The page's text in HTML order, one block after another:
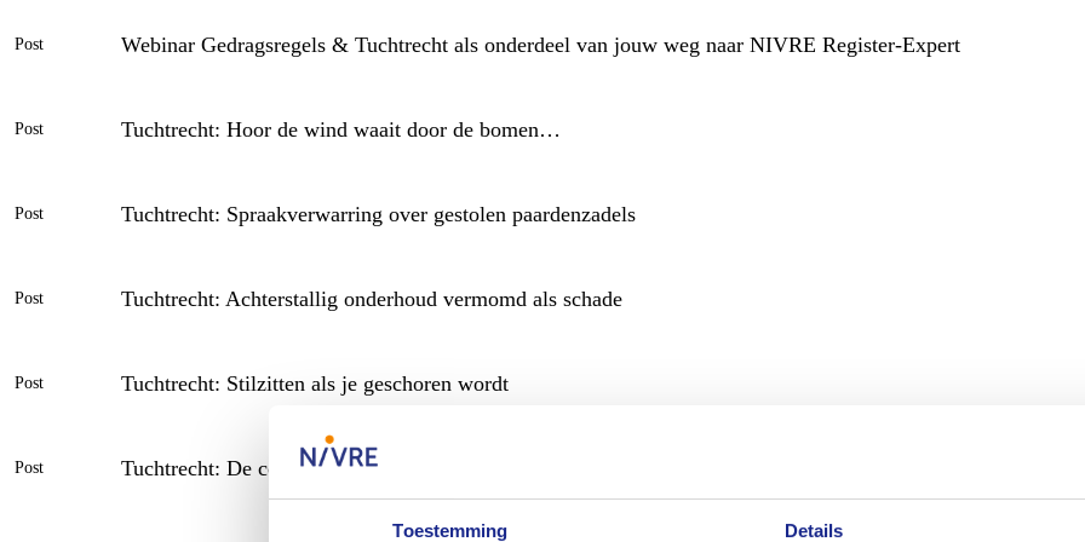
Toestemming Details
Post Webinar Gedragsregels & Tuchtrecht als onderdeel van jouw weg naar NIVRE Register-Expert
Post Tuchtrecht: Hoor de wind waait door de bomen…
Post Tuchtrecht: Spraakverwarring over gestolen paardenzadels
Post Tuchtrecht: Achterstallig onderhoud vermomd als schade
Post Tuchtrecht: Stilzitten als je geschoren wordt
Post Tuchtrecht: De contra-expert die het niet zoveel kon boeien; de klacht die voorkomen had kunnen worden